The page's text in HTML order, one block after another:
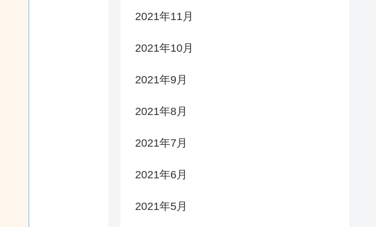
2021年11月
2021年10月
2021年9月
2021年8月
2021年7月
2021年6月
2021年5月